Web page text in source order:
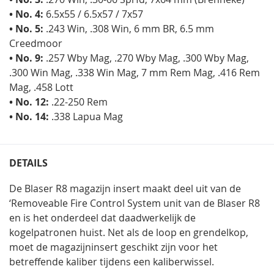
• No. 4: 6.5x55 / 6.5x57 / 7x57
• No. 5: .243 Win, .308 Win, 6 mm BR, 6.5 mm
Creedmoor
• No. 9: .257 Wby Mag, .270 Wby Mag, .300 Wby Mag,
.300 Win Mag, .338 Win Mag, 7 mm Rem Mag, .416 Rem
Mag, .458 Lott
• No. 12: .22-250 Rem
• No. 14: .338 Lapua Mag
DETAILS
De Blaser R8 magazijn insert maakt deel uit van de
‘Removeable Fire Control System unit van de Blaser R8
en is het onderdeel dat daadwerkelijk de
kogelpatronen huist. Net als de loop en grendelkop,
moet de magazijninsert geschikt zijn voor het
betreffende kaliber tijdens een kaliberwissel.